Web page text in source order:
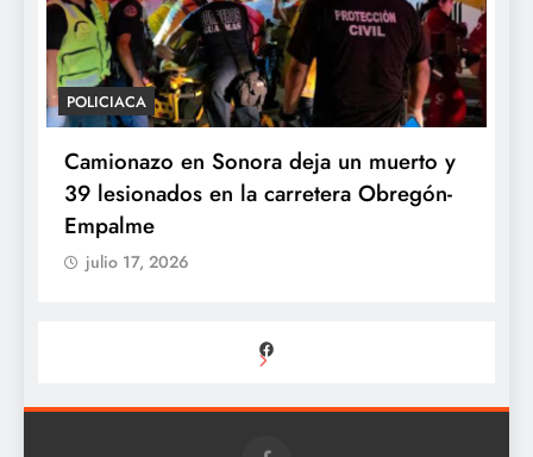
POLICIACA
Camionazo en Sonora deja un muerto y
39 lesionados en la carretera Obregón-
Empalme
julio 17, 2026